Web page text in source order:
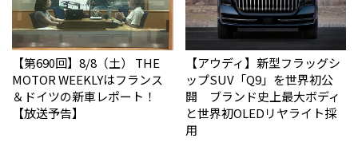
【第690回】8/8（土） THE
MOTOR WEEKLYはフランス
＆ドイツの新車レポート！
【放送予告】
【アウディ】新型フラッグシ
ップSUV「Q9」を世界初公
開 ブランド史上最大ボディ
と世界初OLEDリヤライト採
用